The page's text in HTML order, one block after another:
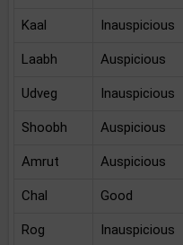
Kaal Inauspicious
Laabh Auspicious
Udveg Inauspicious
Shoobh Auspicious
Amrut Auspicious
Chal Good
Rog Inauspicious